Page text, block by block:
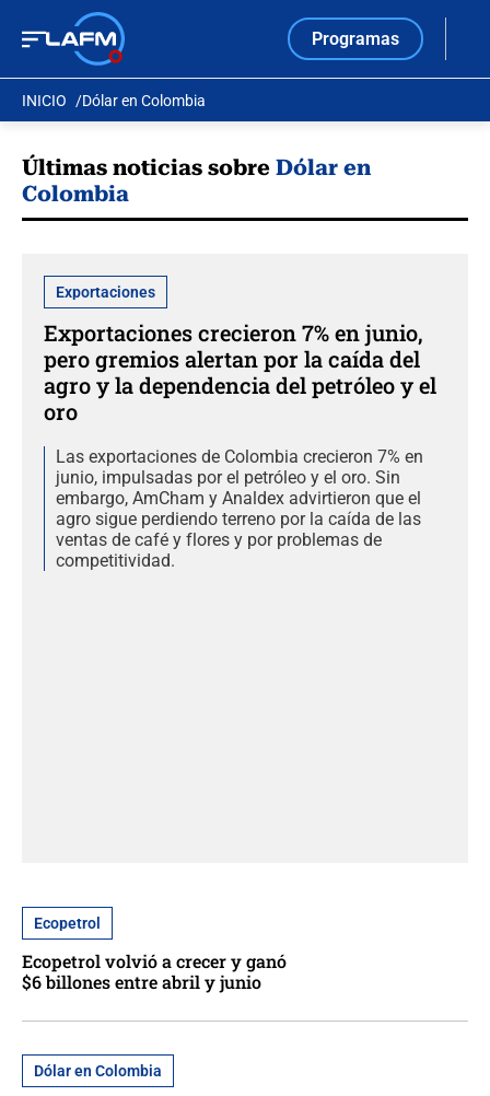
Programas
INICIO Dólar en Colombia
Últimas noticias sobre Dólar en
Colombia
Exportaciones
Exportaciones crecieron 7% en junio,
pero gremios alertan por la caída del
agro y la dependencia del petróleo y el
oro
Las exportaciones de Colombia crecieron 7% en
junio, impulsadas por el petróleo y el oro. Sin
embargo, AmCham y Analdex advirtieron que el
agro sigue perdiendo terreno por la caída de las
ventas de café y flores y por problemas de
competitividad.
Ecopetrol
Ecopetrol volvió a crecer y ganó
$6 billones entre abril y junio
Dólar en Colombia